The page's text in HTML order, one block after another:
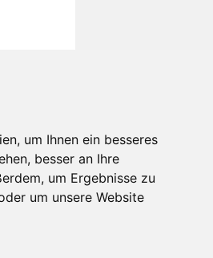
um Ihnen ein besseres
besser an Ihre
um Ergebnisse zu
um unsere Website